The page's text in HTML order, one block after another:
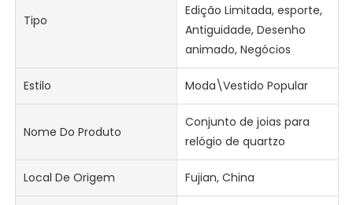
Tipo
Edição Limitada, esporte,
Antiguidade, Desenho
animado, Negócios
Estilo Moda\Vestido Popular
Nome Do Produto
Conjunto de joias para
relógio de quartzo
Local De Origem Fujian, China